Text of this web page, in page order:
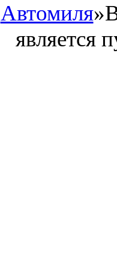
Автомиля»
является